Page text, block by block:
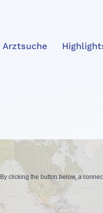
Arztsuche
By clicking the button below, a